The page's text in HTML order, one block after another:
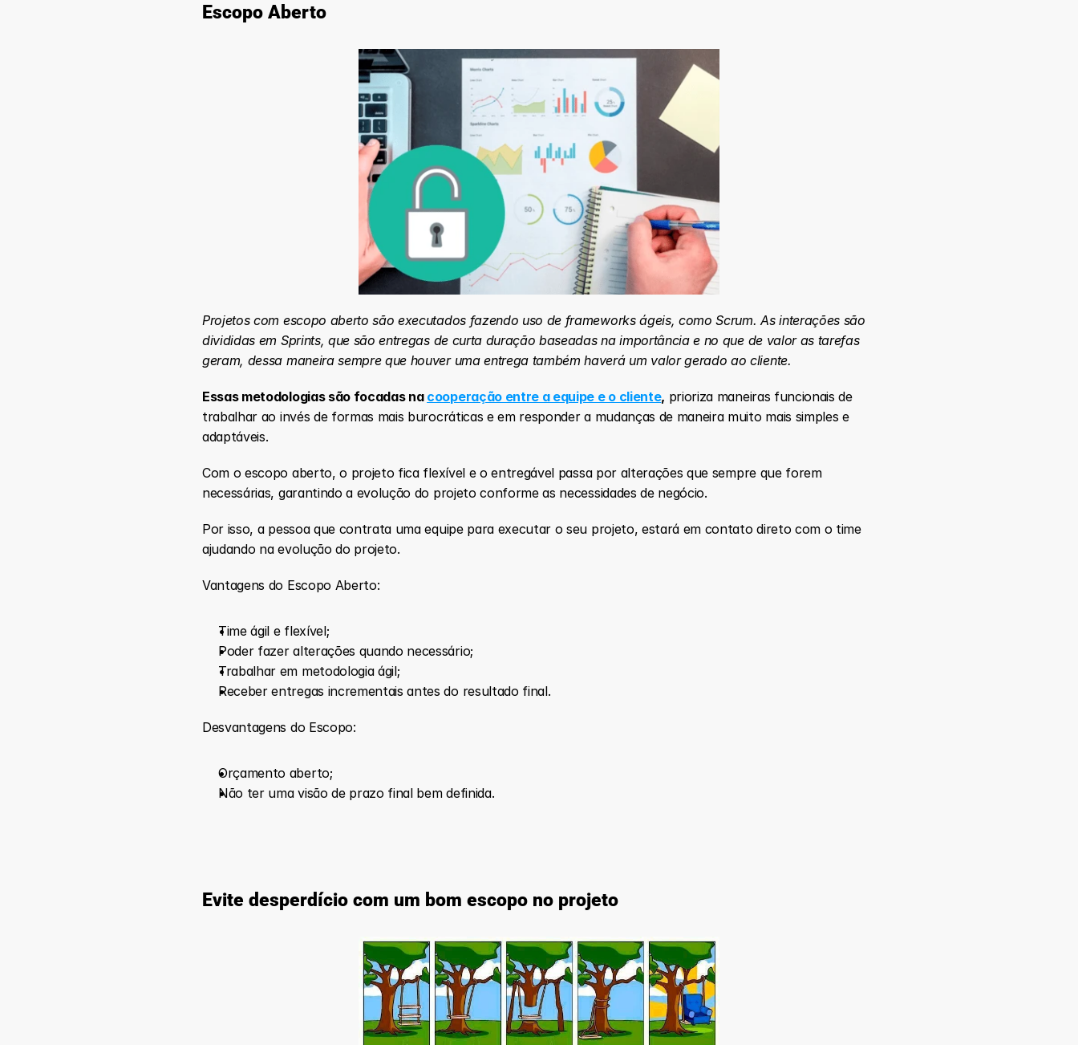
Escopo Aberto
Projetos com escopo aberto são executados fazendo uso de frameworks ágeis, como Scrum. As interações são
divididas em Sprints, que são entregas de curta duração baseadas na importância e no que de valor as tarefas
geram, dessa maneira sempre que houver uma entrega também haverá um valor gerado ao cliente.
Essas metodologias são focadas na cooperação entre a equipe e o cliente, prioriza maneiras funcionais de
trabalhar ao invés de formas mais burocráticas e em responder a mudanças de maneira muito mais simples e
adaptáveis.
Com o escopo aberto, o projeto fica flexível e o entregável passa por alterações que sempre que forem
necessárias, garantindo a evolução do projeto conforme as necessidades de negócio.
Por isso, a pessoa que contrata uma equipe para executar o seu projeto, estará em contato direto com o time
ajudando na evolução do projeto.
Vantagens do Escopo Aberto:
Time ágil e flexível;
Poder fazer alterações quando necessário;
Trabalhar em metodologia ágil;
Receber entregas incrementais antes do resultado final.
Desvantagens do Escopo:
Orçamento aberto;
Não ter uma visão de prazo final bem definida.
Evite desperdício com um bom escopo no projeto